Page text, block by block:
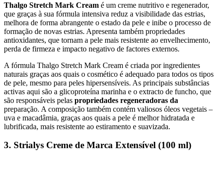
Thalgo Stretch Mark Cream é um creme nutritivo e regenerador,
que graças à sua fórmula intensiva reduz a visibilidade das estrias,
melhora de forma abrangente o estado da pele e inibe o processo de
formação de novas estrias. Apresenta também propriedades
antioxidantes, que tornam a pele mais resistente ao envelhecimento,
perda de firmeza e impacto negativo de factores externos.
A fórmula Thalgo Stretch Mark Cream é criada por ingredientes
naturais graças aos quais o cosmético é adequado para todos os tipos
de pele, mesmo para peles hipersensíveis. As principais substâncias
activas aqui são a glicoproteína marinha e o extracto de funcho, que
são responsáveis pelas propriedades regeneradoras da
preparação. A composição também contém valiosos óleos vegetais –
uva e macadâmia, graças aos quais a pele é melhor hidratada e
lubrificada, mais resistente ao estiramento e suavizada.
3. Strialys Creme de Marca Extensível (100 ml)